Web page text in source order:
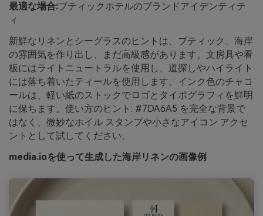
最適な場合:ブティックホテルのブランドアイデンティテ
ィ
新鮮なリネンとシーグラスのヒントは、ブティック、海岸
の雰囲気を作り出し、まだ高級感があります。文房具や看
板にはライトニュートラルを使用し、道探しやハイライト
には落ち着いたティールを使用します。インク色のチャコ
ールは、軽い紙のストックでロゴとタイポグラフィを鮮明
に保ちます。使い方のヒント: #7DA6A5 を完全な背景で
はなく、微妙なホイル スタンプや小さなアイコン アクセ
ントとして試してください。
media.ioを使って生成した海岸リネンの画像例